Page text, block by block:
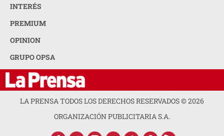
INTERÉS
PREMIUM
OPINION
GRUPO OPSA
LA PRENSA TODOS LOS DERECHOS RESERVADOS ©2026
ORGANIZACIÓN PUBLICITARIA S.A.